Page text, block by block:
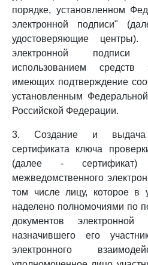
порядке, установленном
электронной подписи"
удостоверяющие центры).
электронной подписи
использованием средств
имеющих подтверждение
установленным
Российской Федерации.
3. Создание и выдача
сертификата ключа
(далее - сертификат)
межведомственного
том числе лицу, которое в
наделено полномочиями по
документов
назначившего его
электронного